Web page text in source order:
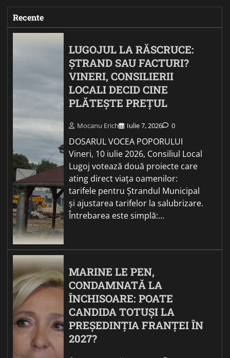
Recente
LUGOJUL LA RĂSCRUCE:
ȘTRAND SAU FACTURI?
VINERI, CONSILIERII
LOCALI DECID CINE
PLĂTEȘTE PREȚUL
Mocanu Erich Iulie 7, 2026 0
DOSARUL VOCEA POPORULUI
Vineri, 10 iulie 2026, Consiliul Local
Lugoj votează două proiecte care
ating direct viața oamenilor:
tarifele pentru Ștrandul Municipal
și ajustarea tarifelor la salubrizare.
Întrebarea este simplă:…
MARINE LE PEN,
CONDAMNATĂ LA
ÎNCHISOARE: POATE
CANDIDA TOTUȘI LA
PREȘEDINȚIA FRANȚEI ÎN
2027?